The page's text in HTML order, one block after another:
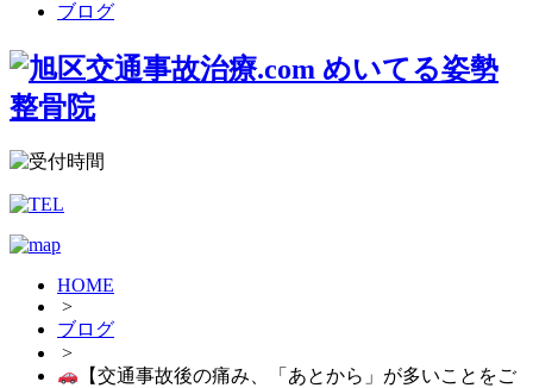
ブログ
HOME
>
ブログ
>
【交通事故後の痛み、「あとから」が多いことをご